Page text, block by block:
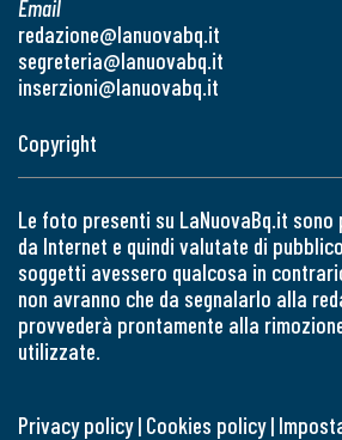
Email
redazione@lanuovabq.it
segreteria@lanuovabq.it
inserzioni@lanuovabq.it
Copyright
Le foto presenti su LaNuovaBq.it
da Internet e quindi valutate di
soggetti avessero qualcosa in
non avranno che da segnalarlo alla
provvederà prontamente alla
utilizzate.
Privacy policy| Cookies policy|